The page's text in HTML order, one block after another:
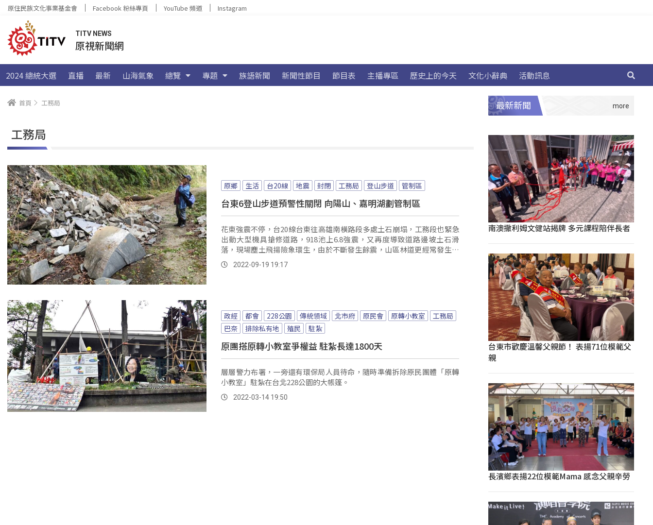
原住民族文化事業基金會 Facebook 粉絲專頁 YouTube 頻道 Instagram
TITV NEWS
原視新聞網
2024 總統大選 直播 最新 山海氣象 總覽 專題 族語新聞 新聞性節目 節目表 主播專區 歷史上的今天 文化小辭典 活動訊息
首頁 工務局
工務局
原鄉 生活 台20線 地震 封閉 工務局 登山步道 管制區
台東6登山步道預警性關閉 向陽山、嘉明湖劃管制區
花東強震不停，台20線台東往高雄南橫路段多處土石崩塌，工務段也緊急
出動大型機具搶修道路，918池上6.8強震，又再度導致道路邊坡土石滑
落，現場塵土飛揚險象環生，由於不斷發生餘震，山區林道更經常發生落
石...。2022-09-19 19:17
政經 都會 228公園 傳統領域 北市府 原民會 原轉小教室
工務局
巴奈
排除私有地 殖民 駐紮
原團搭原轉小教室爭權益 駐紮長達1800天
層層警力布署，一旁還有環保局人員待命，隨時準備拆除原民團體「原轉
小教室」駐紮在台北228公園的大帳篷。
2022-03-14 19:50
最新新聞
南澳撒利姆文健站揭牌 多元課程陪伴長者
台東市歡慶溫馨父親節！ 表揚71位模範父
親
長濱鄉表揚22位模範Mama 感念父親辛勞